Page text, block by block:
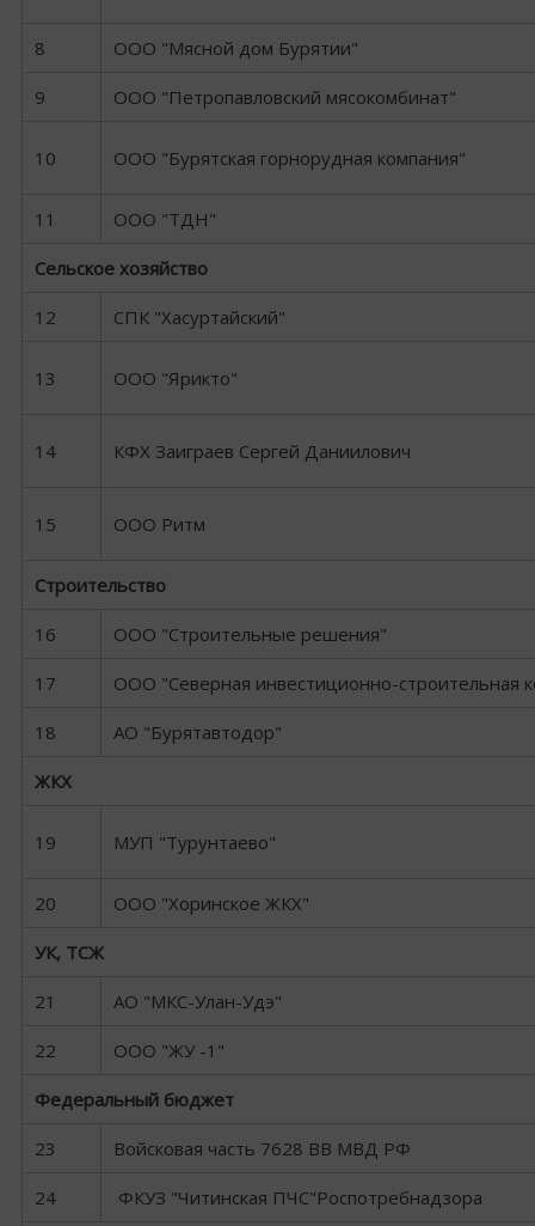
8 ООО "Мясной дом Бурятии"
9 ООО "Петропавловский мясокомбинат"
10 ООО "Бурятская горнорудная компания"
11 ООО "ТДН"
Сельское хозяйство
12 СПК "Хасуртайский"
13 ООО "Ярикто"
14 КФХ Заиграев Сергей Даниилович
15 ООО Ритм
Строительство
16 ООО "Строительные решения"
17 ООО "Северная инвестиционно-строительная
18 АО "Бурятавтодор"
ЖКХ
19 МУП "Турунтаево"
20 ООО "Хоринское ЖКХ"
УК, ТСЖ
21 АО "МКС-Улан-Удэ"
22 ООО "ЖУ -1"
Федеральный бюджет
23 Войсковая часть 7628 ВВ МВД РФ
24 ФКУЗ "Читинская ПЧС"Роспотребнадзора